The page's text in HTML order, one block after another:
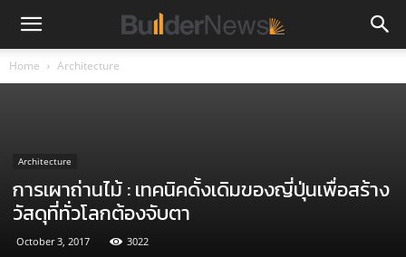
Home Architecture
Architecture
การเผาถ่านไม้ : เทคนิคดั้งเดิมของญี่ปุ่นเพื่อสร้าง
วัสดุที่ทั่วโลกต้องจับตา
October 3, 2017 3022